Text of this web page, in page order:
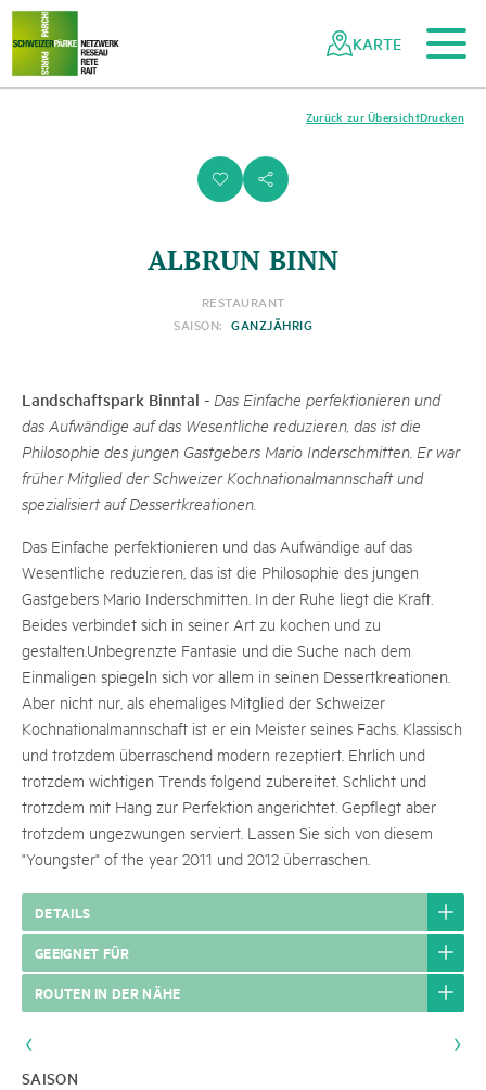
Navigieren
Netzwerk
Schweizer
Schnellnavigation
Zum Hauptinhalt
Zur mobilen Navigation
Zur Suche
Zum Fussbereich
Zur Sitemap
KARTE
i s
Drucken
Zurück zur Übersicht
ALBRUN BINN
RESTAURANT
SAISON: GANZJÄHRIG
Landschaftspark Binntal - Das Einfache perfektionieren und
das Aufwändige auf das Wesentliche reduzieren, das ist die
Philosophie des jungen Gastgebers Mario Inderschmitten. Er war
früher Mitglied der Schweizer Kochnationalmannschaft und
spezialisiert auf Dessertkreationen.
Das Einfache perfektionieren und das Aufwändige auf das
Wesentliche reduzieren, das ist die Philosophie des jungen
Gastgebers Mario Inderschmitten. In der Ruhe liegt die Kraft.
Beides verbindet sich in seiner Art zu kochen und zu
gestalten.Unbegrenzte Fantasie und die Suche nach dem
Einmaligen spiegeln sich vor allem in seinen Dessertkreationen.
Aber nicht nur, als ehemaliges Mitglied der Schweizer
Kochnationalmannschaft ist er ein Meister seines Fachs. Klassisch
und trotzdem überraschend modern rezeptiert. Ehrlich und
trotzdem wichtigen Trends folgend zubereitet. Schlicht und
trotzdem mit Hang zur Perfektion angerichtet. Gepflegt aber
trotzdem ungezwungen serviert. Lassen Sie sich von diesem
"Youngster" of the year 2011 und 2012 überraschen.
DETAILS
GEEIGNET FÜR
ROUTEN IN DER NÄHE
SAISON